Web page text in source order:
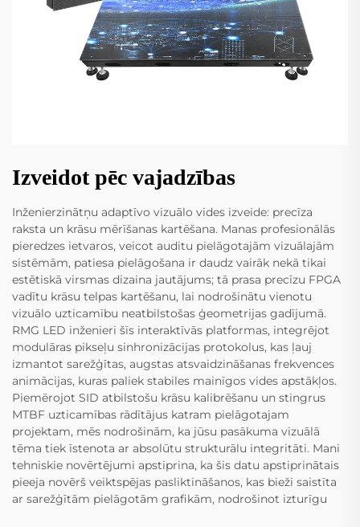
Izveidot pēc vajadzības
Inženierzinātņu adaptīvo vizuālo vides izveide: precīza
raksta un krāsu mērīšanas kartēšana. Manas profesionālās
pieredzes ietvaros, veicot auditu pielāgotajām vizuālajām
sistēmām, patiesa pielāgošana ir daudz vairāk nekā tikai
estētiskā virsmas dizaina jautājums; tā prasa precīzu FPGA
vadītu krāsu telpas kartēšanu, lai nodrošinātu vienotu
vizuālo uzticamību neatbilstošas ģeometrijas gadījumā.
RMG LED inženieri šīs interaktīvās platformas, integrējot
modulāras pikseļu sinhronizācijas protokolus, kas ļauj
izmantot sarežģītas, augstas atsvaidzināšanas frekvences
animācijas, kuras paliek stabiles mainīgos vides apstākļos.
Piemērojot SID atbilstošu krāsu kalibrēšanu un stingrus
MTBF uzticamības rādītājus katram pielāgotajam
projektam, mēs nodrošinām, ka jūsu pasākuma vizuālā
tēma tiek īstenota ar absolūtu strukturālu integritāti. Mani
tehniskie novērtējumi apstiprina, ka šis datu apstiprinātais
pieeja novērš veiktspējas pasliktināšanos, kas bieži saistīta
ar sarežģītām pielāgotām grafikām, nodrošinot izturīgu